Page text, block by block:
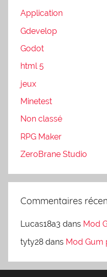
Application
Gdevelop
Godot
html 5
jeux
Minetest
Non classé
RPG Maker
ZeroBrane Studio
Commentaires
Lucas18a3 dans Mod
tyty28 dans Mod Gum